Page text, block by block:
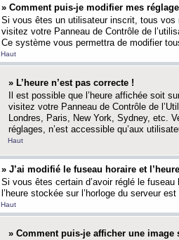
» Comment puis-je modifier mes
Si vous êtes un utilisateur inscrit, tous vos
visitez votre Panneau de Contrôle de
Ce système vous permettra de modifier
Haut
» L’heure n’est pas correcte !
Il est possible que l’heure affichée soit
visitez votre Panneau de Contrôle de
Londres, Paris, New York, Sydney, etc.
réglages, n’est accessible qu’aux
Haut
» J’ai modifié le fuseau horaire et
Si vous êtes certain d’avoir réglé le fuseau
l’heure stockée sur l’horloge du serveur
Haut
» Comment puis-je afficher une